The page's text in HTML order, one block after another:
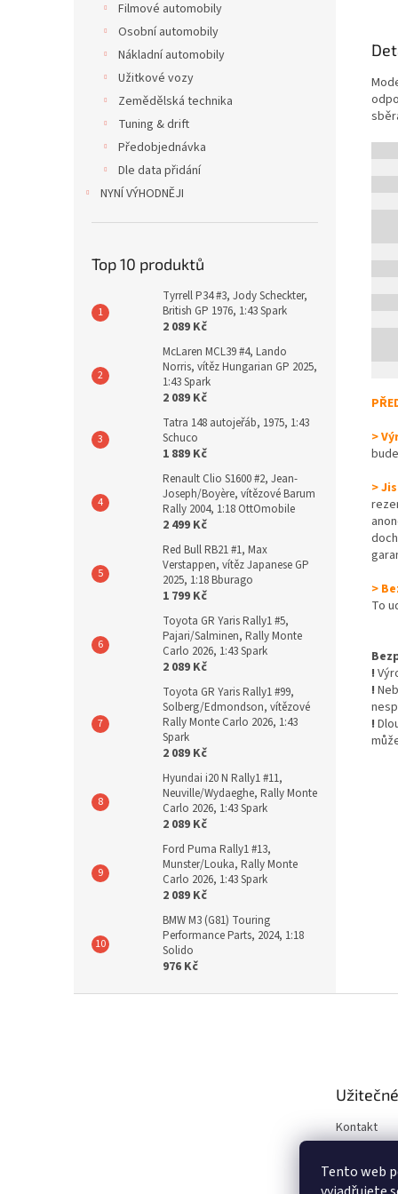
Tento web
Filmové automobily
Osobní automobily
Nákladní automobily
Užitkové vozy
Zemědělská technika
Tuning & drift
Předobjednávka
Dle data přidání
NYNÍ VÝHODNĚJI
Top 10 produktů
Tyrrell P34 #3, Jody Scheckter,
British GP 1976, 1:43 Spark
2 089 Kč
McLaren MCL39 #4, Lando
Norris, vítěz Hungarian GP 2025,
1:43 Spark
2 089 Kč
Tatra 148 autojeřáb, 1975, 1:43
Schuco
1 889 Kč
Renault Clio S1600 #2, Jean-
Joseph/Boyère, vítězové Barum
Rally 2004, 1:18 OttOmobile
2 499 Kč
Red Bull RB21 #1, Max
Verstappen, vítěz Japanese GP
2025, 1:18 Bburago
1 799 Kč
Toyota GR Yaris Rally1 #5,
Pajari/Salminen, Rally Monte
Carlo 2026, 1:43 Spark
2 089 Kč
Toyota GR Yaris Rally1 #99,
Solberg/Edmondson, vítězové
Rally Monte Carlo 2026, 1:43
Spark
2 089 Kč
Hyundai i20 N Rally1 #11,
Neuville/Wydaeghe, Rally Monte
Carlo 2026, 1:43 Spark
2 089 Kč
Ford Puma Rally1 #13,
Munster/Louka, Rally Monte
Carlo 2026, 1:43 Spark
2 089 Kč
BMW M3 (G81) Touring
Performance Parts, 2024, 1:18
Solido
976 Kč
>
>
>
To
!
!
!
Kontakt
Ochrana